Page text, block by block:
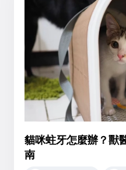
貓咪蛀牙怎麼辦？獸
南